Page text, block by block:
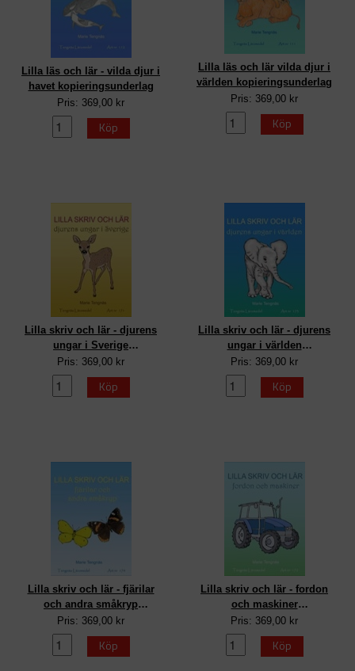
Lilla läs och lär - vilda djur i
havet kopieringsunderlag
Pris: 369,00 kr
Köp
Lilla läs och lär vilda djur i
världen kopieringsunderlag
Pris: 369,00 kr
Köp
Lilla skriv och lär - djurens
ungar i Sverige
kopieringsunderlag
Pris: 369,00 kr
Köp
Lilla skriv och lär - djurens
ungar i världen
kopieringsunderlag
Pris: 369,00 kr
Köp
Lilla skriv och lär - fjärilar
och andra småkryp
kopieringsunderlag
Pris: 369,00 kr
Köp
Lilla skriv och lär - fordon
och maskiner
kopieringsunderlag
Pris: 369,00 kr
Köp